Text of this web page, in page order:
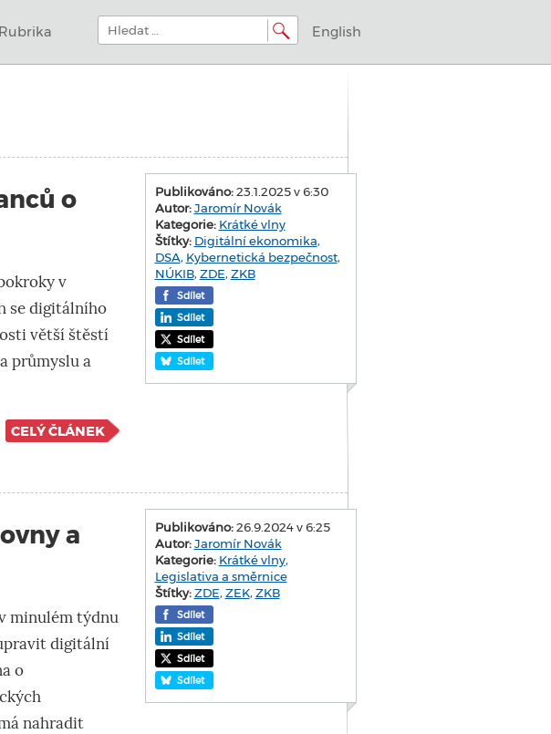
Rubrika English
Hledat:
o
v
se digitálního
větší štěstí
průmyslu a
CELÝ ČLÁNEK
Publikováno:23.1.2025 v 6:30
Autor: Jaromír Novák
Kategorie: Krátké vlny
Štítky: Digitální ekonomika,
DSA, Kybernetická bezpečnost,
NÚKIB, ZDE, ZKB
Sdílet
Sdílet
Sdílet
Sdílet
a
minulém týdnu
digitální
o
nahradit
Publikováno:26.9.2024 v 6:25
Autor: Jaromír Novák
Kategorie: Krátké vlny,
Legislativa a směrnice
Štítky: ZDE, ZEK, ZKB
Sdílet
Sdílet
Sdílet
Sdílet